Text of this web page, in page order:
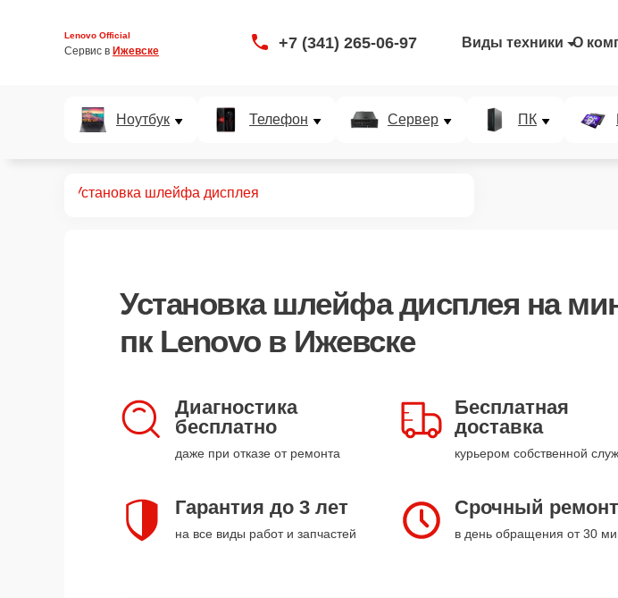
Lenovo Official
Сервис в Ижевске +7 (341) 265-06-97 Виды техники О
Ноутбук Телефон Сервер ПК
Установка шлейфа дисплея
Установка шлейфа дисплея на
пк Lenovo в Ижевске
Диагностика
бесплатно
даже при отказе от ремонта
Бесплатная
доставка
курьером собственной
Гарантия до 3 лет
на все виды работ и запчастей
Срочный ремонт
в день обращения от 30